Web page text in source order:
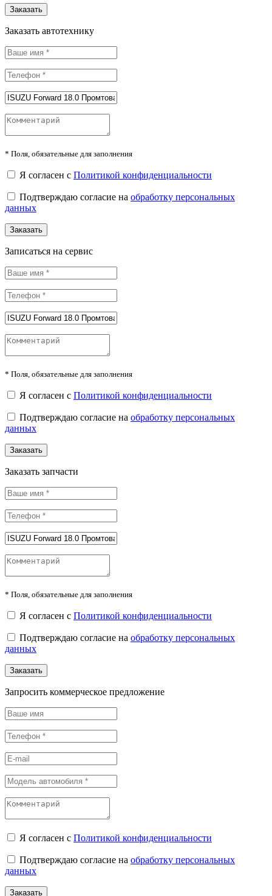
Заказать
Заказать автотехнику
* Поля, обязательные для заполнения
Я согласен с Политикой конфиденциальности
Подтверждаю согласие на обработку персональных
данных
Заказать
Записаться на сервис
* Поля, обязательные для заполнения
Я согласен с Политикой конфиденциальности
Подтверждаю согласие на обработку персональных
данных
Заказать
Заказать запчасти
* Поля, обязательные для заполнения
Я согласен с Политикой конфиденциальности
Подтверждаю согласие на обработку персональных
данных
Заказать
Запросить коммерческое предложение
Я согласен с Политикой конфиденциальности
Подтверждаю согласие на обработку персональных
данных
Заказать